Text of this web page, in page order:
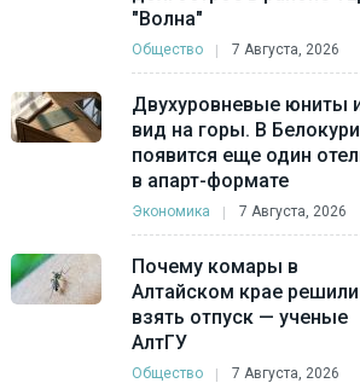
"Волна"
Общество 7 Августа, 2026
Двухуровневые юниты
вид на горы. В
появится еще один
в апарт-формате
Экономика 7 Августа, 2026
Почему комары в
Алтайском крае решили
взять отпуск — ученые
АлтГУ
Общество 7 Августа, 2026